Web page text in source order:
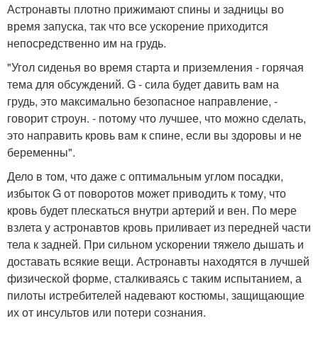
Астронавты плотно прижимают спины и задницы во
время запуска, так что все ускорение приходится
непосредственно им на грудь.
"Угол сиденья во время старта и приземления - горячая
тема для обсуждений. G - сила будет давить вам на
грудь, это максимально безопасное направление, -
говорит строун. - потому что лучшее, что можно сделать,
это направить кровь вам к спине, если вы здоровы и не
беременны".
Дело в том, что даже с оптимальным углом посадки,
избыток G от поворотов может приводить к тому, что
кровь будет плескаться внутри артерий и вен. По мере
взлета у астронавтов кровь приливает из передней части
тела к задней. При сильном ускорении тяжело дышать и
доставать всякие вещи. Астронавты находятся в лучшей
физической форме, сталкиваясь с таким испытанием, а
пилоты истребителей надевают костюмы, защищающие
их от инсультов или потери сознания.